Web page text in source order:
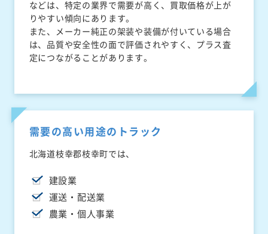
などは、特定の業界で需要が高く、買取価格が上が
りやすい傾向にあります。
また、メーカー純正の架装や装備が付いている場合
は、品質や安全性の面で評価されやすく、プラス査
定につながることがあります。
需要の高い用途のトラック
北海道枝幸郡枝幸町では、
建設業
運送・配送業
農業・個人事業